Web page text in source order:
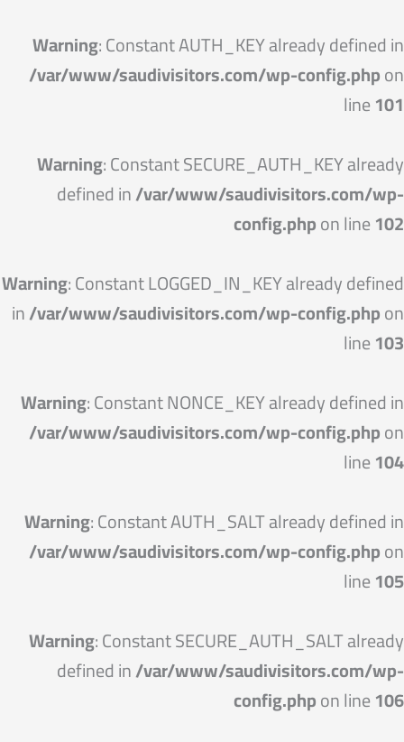
Warning: Constant AUTH_KEY already defined in
/var/www/saudivisitors.com/wp-config.phpon
line101
Warning: Constant SECURE_AUTH_KEY already
defined in/var/www/saudivisitors.com/wp-
config.phpon line102
Warning: Constant LOGGED_IN_KEY already defined
in/var/www/saudivisitors.com/wp-config.phpon
line103
Warning: Constant NONCE_KEY already defined in
/var/www/saudivisitors.com/wp-config.phpon
line104
Warning: Constant AUTH_SALT already defined in
/var/www/saudivisitors.com/wp-config.phpon
line105
Warning: Constant SECURE_AUTH_SALT already
defined in/var/www/saudivisitors.com/wp-
config.phpon line106
إلى
المحتوى